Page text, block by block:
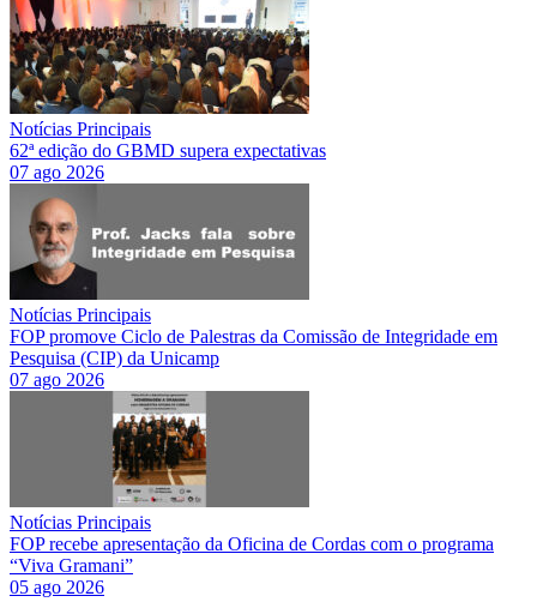
Notícias Principais
62ª edição do GBMD supera expectativas
07 ago 2026
Notícias Principais
FOP promove Ciclo de Palestras da Comissão de Integridade em
Pesquisa (CIP) da Unicamp
07 ago 2026
Notícias Principais
FOP recebe apresentação da Oficina de Cordas com o programa
“Viva Gramani”
05 ago 2026